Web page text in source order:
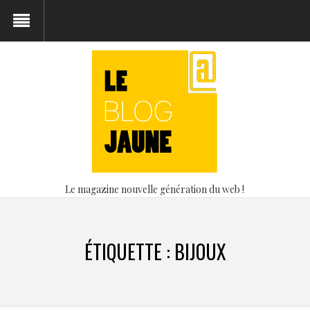
Le magazine nouvelle génération du web !
ÉTIQUETTE : BIJOUX